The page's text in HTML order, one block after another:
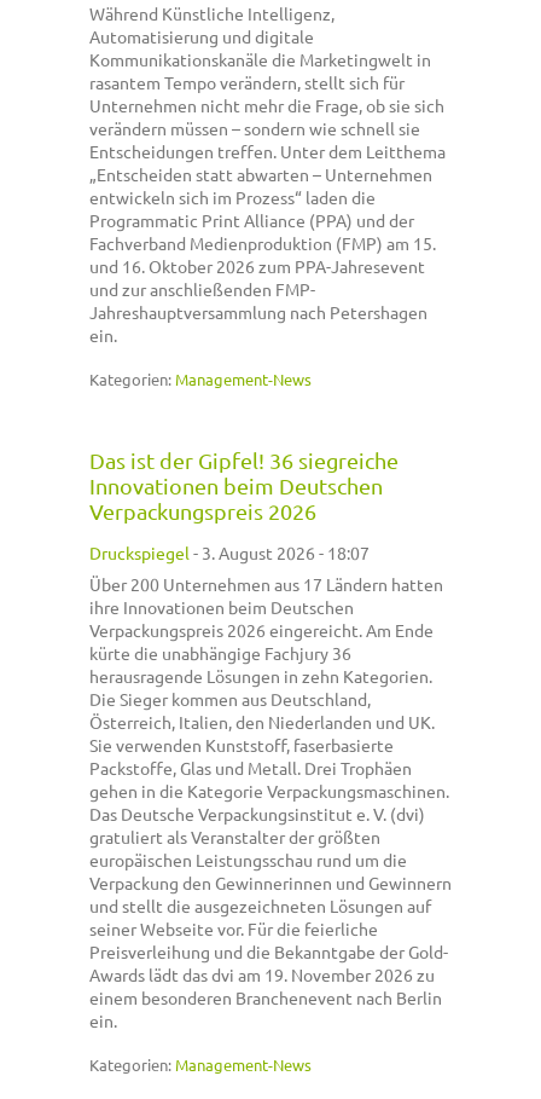
Während Künstliche Intelligenz,
Automatisierung und digitale
Kommunikationskanäle die Marketingwelt in
rasantem Tempo verändern, stellt sich für
Unternehmen nicht mehr die Frage, ob sie sich
verändern müssen – sondern wie schnell sie
Entscheidungen treffen. Unter dem Leitthema
„Entscheiden statt abwarten – Unternehmen
entwickeln sich im Prozess“ laden die
Programmatic Print Alliance (PPA) und der
Fachverband Medienproduktion (FMP) am 15.
und 16. Oktober 2026 zum PPA-Jahresevent
und zur anschließenden FMP-
Jahreshauptversammlung nach Petershagen
ein.
Kategorien: Management-News
Das ist der Gipfel! 36 siegreiche
Innovationen beim Deutschen
Verpackungspreis 2026
Druckspiegel - 3. August 2026 - 18:07
Über 200 Unternehmen aus 17 Ländern hatten
ihre Innovationen beim Deutschen
Verpackungspreis 2026 eingereicht. Am Ende
kürte die unabhängige Fachjury 36
herausragende Lösungen in zehn Kategorien.
Die Sieger kommen aus Deutschland,
Österreich, Italien, den Niederlanden und UK.
Sie verwenden Kunststoff, faserbasierte
Packstoffe, Glas und Metall. Drei Trophäen
gehen in die Kategorie Verpackungsmaschinen.
Das Deutsche Verpackungsinstitut e. V. (dvi)
gratuliert als Veranstalter der größten
europäischen Leistungsschau rund um die
Verpackung den Gewinnerinnen und Gewinnern
und stellt die ausgezeichneten Lösungen auf
seiner Webseite vor. Für die feierliche
Preisverleihung und die Bekanntgabe der Gold-
Awards lädt das dvi am 19. November 2026 zu
einem besonderen Branchenevent nach Berlin
ein.
Kategorien: Management-News